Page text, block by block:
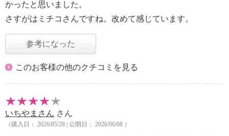
かったと思いました。
さすがはミチコさんですね。改めて感じています。
参考になった
このお客様の他のクチコミを見る
いちやまさん さん
（購入日： 2026/05/28 | 公開日： 2026/06/08 ）